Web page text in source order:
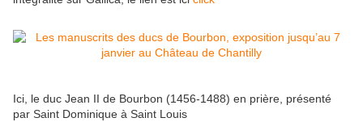
Ici, le duc Jean II de Bourbon (1456-1488) en prière, présenté
par Saint Dominique à Saint Louis